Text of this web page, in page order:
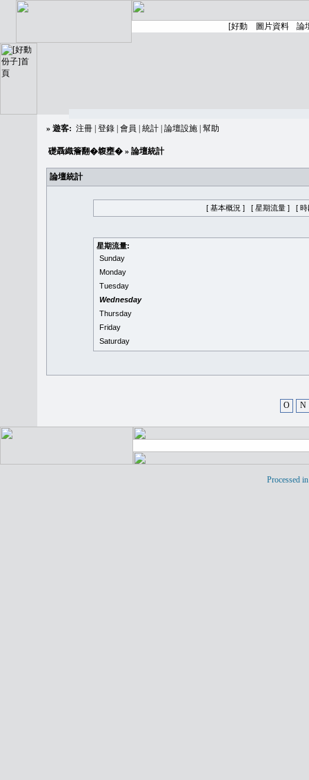
» 遊客: 注冊 登錄 會員 統計 論壇設施 幫助
礎聶織簷翻�䪖壅� » 論壇統計
論壇統計
[ 基本概況 ] [ 星期流量 ] [ 時
星期流量:
Sunday
Monday
Tuesday
Wednesday
Thursday
Friday
Saturday
O N
Processed